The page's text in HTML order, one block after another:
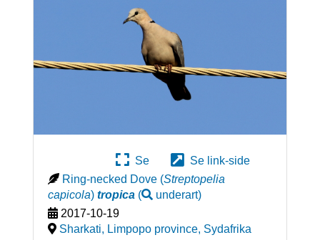
Se
Se link-side
Ring-necked Dove (Streptopelia
capicola) tropica( underart)
2017-10-19
Sharkati, Limpopo province, Sydafrika